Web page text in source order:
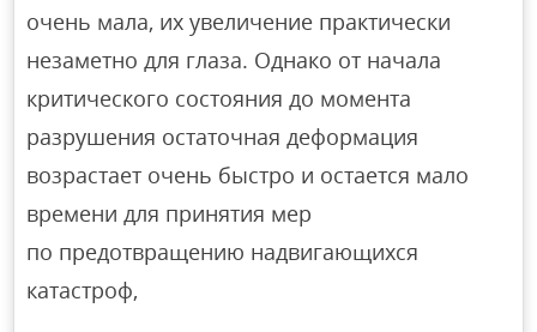
очень мала, их увеличение практически
незаметно для глаза. Однако от начала
критического состояния до момента
разрушения остаточная деформация
возрастает очень быстро и остается мало
времени для принятия мер
по предотвращению надвигающихся
катастроф,